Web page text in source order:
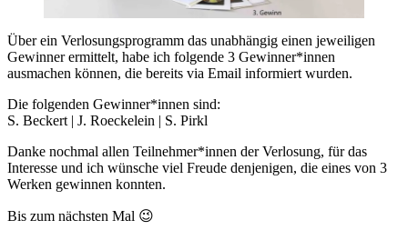
Über ein Verlosungsprogramm das unabhängig einen jeweiligen
Gewinner ermittelt, habe ich folgende 3 Gewinner*innen
ausmachen können, die bereits via Email informiert wurden.
Die folgenden Gewinner*innen sind:
S. Beckert | J. Roeckelein | S. Pirkl
Danke nochmal allen Teilnehmer*innen der Verlosung, für das
Interesse und ich wünsche viel Freude denjenigen, die eines von 3
Werken gewinnen konnten.
Bis zum nächsten Mal 😉